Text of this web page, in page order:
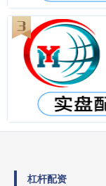
杠杆配资